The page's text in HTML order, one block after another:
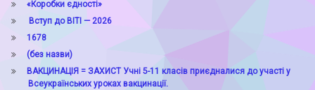
«Коробки єдності»
Вступ до ВІТІ — 2026
1678
(без назви)
ВАКЦИНАЦІЯ = ЗАХИСТ Учні 5-11 класів приєдналися до участі у
Всеукраїнських уроках вакцинації.